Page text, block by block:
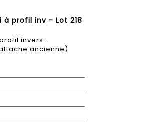
profil inv - Lot 218
invers.
ancienne)